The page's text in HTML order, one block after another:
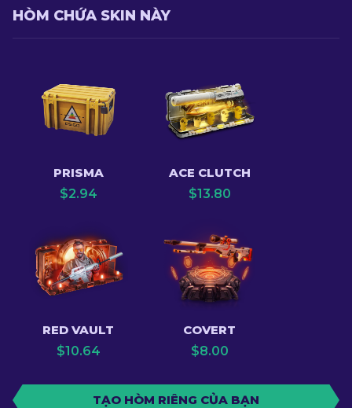
HÒM CHỨA SKIN NÀY
PRISMA
$2.94
ACE CLUTCH
$13.80
RED VAULT
$10.64
COVERT
$8.00
TẠO HÒM RIÊNG CỦA BẠN